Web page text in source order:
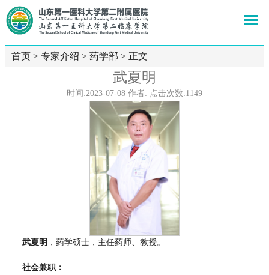
首页> 专家介绍 > 药学部 > 正文
武夏明
时间:2023-07-08 作者: 点击次数:1149
武夏明 ，药学硕士，主任药师、教授。
社会兼职：